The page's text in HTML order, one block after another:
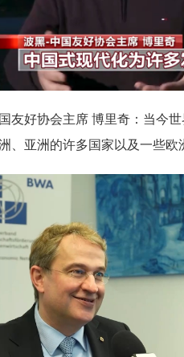
友好协会主席 博里奇：当今
、亚洲的许多国家以及一些